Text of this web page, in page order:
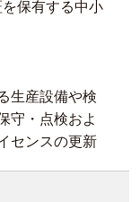
保有する中小
生産設備や検
守・点検およ
センスの更新